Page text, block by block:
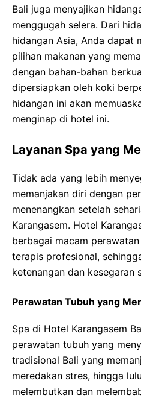
Bali juga menyajikan
menggugah selera. Dari
hidangan Asia, Anda dapat
pilihan makanan yang
dengan bahan-bahan
dipersiapkan oleh koki
hidangan ini akan
menginap di hotel ini.
Layanan Spa yang
Tidak ada yang lebih
memanjakan diri dengan
menenangkan setelah
Karangasem. Hotel
berbagai macam
terapis profesional,
ketenangan dan kesegaran
Perawatan Tubuh yang
Spa di Hotel Karangasem
perawatan tubuh yang
tradisional Bali yang
meredakan stres, hingga
melembutkan dan